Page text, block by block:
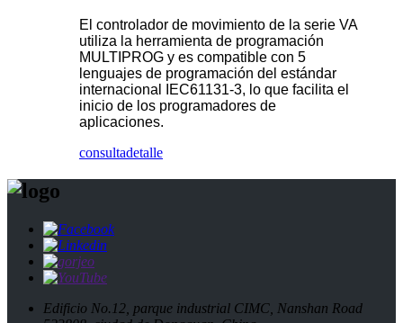
El controlador de movimiento de la serie VA
utiliza la herramienta de programación
MULTIPROG y es compatible con 5
lenguajes de programación del estándar
internacional IEC61131-3, lo que facilita el
inicio de los programadores de
aplicaciones.
consultadetalle
Edificio No.12, parque industrial CIMC, Nanshan Road